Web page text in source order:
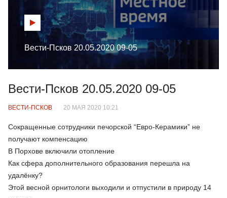
Вести-Псков 20.05.2020 09-05
Вести-Псков 20.05.2020 09-05
ВЕСТИ-ПСКОВ 20 МАЯ 2020 10:21
Сокращенные сотрудники печорской “Евро-Керамики” не
получают компенсацию
В Порхове включили отопление
Как сфера дополнительного образования перешла на
удалёнку?
Этой весной орнитологи выходили и отпустили в природу 14